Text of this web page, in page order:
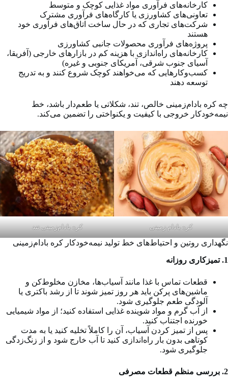
کارخانه‌های فرآوری مواد غذایی کوچک و متوسط
تعاونی‌های کشاورزی یا کارگاه‌های فرآوری مشترک
شرکت‌های تجاری که در حال ساخت اتاق‌های فرآوری خود
هستند
پروژه‌های فرآوری محصولات جانبی کشاورزی
کارخانه‌های راه‌اندازی با هزینه کم در بازارهای خارجی (آفریقا،
آسیای جنوب شرقی، آمریکای جنوبی و غیره)
کسب‌وکارهایی که می‌خواهند کوچک شروع کنند و به تدریج
توسعه دهند
چه کره بادام‌زمینی خالص، تند، شکلاتی یا طعم‌دار باشد، خط
نیمه‌خودکار خروجی با کیفیت و یکنواختی را تضمین می‌کند.
کره بادام زمینی کره بادام‌زمینی تند
نگهداری روتین و احتیاط‌های خط تولید نیمه‌خودکار کره بادام‌زمینی
1. تمیزکاری روزانه
قطعات تماس با غذا مانند آسیاب‌ها، مخازن مخلوط‌کن و
ماشین‌های پرکن باید هر روز تمیز شوند تا از رشد باکتری یا
آلودگی طعم جلوگیری شود.
از آب گرم و مواد شوینده غذایی استفاده کنید؛ از مواد شیمیایی
خورنده اجتناب کنید.
پس از تمیز کردن آسیاب، آن را کاملاً تخلیه کنید یا به مدت
کوتاهی بدون بار راه‌اندازی کنید تا آب خارج شود و از زنگ‌زدگی
جلوگیری شود.
2. بررسی منظم قطعات مصرفی